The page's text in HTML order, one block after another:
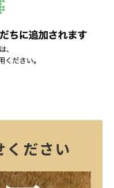
ください